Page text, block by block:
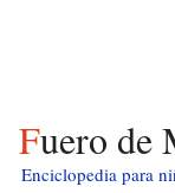
Fuero
Enciclopedia para